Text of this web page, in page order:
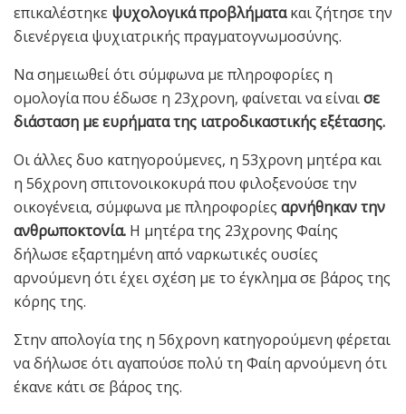
επικαλέστηκε ψυχολογικά προβλήματακαι ζήτησε την
διενέργεια ψυχιατρικής πραγματογνωμοσύνης.
Να σημειωθεί ότι σύμφωνα με πληροφορίες η
ομολογία που έδωσε η 23χρονη, φαίνεται να είναισε
διάσταση με ευρήματα της ιατροδικαστικής εξέτασης.
Οι άλλες δυο κατηγορούμενες, η 53χρονη μητέρα και
η 56χρονη σπιτονοικοκυρά που φιλοξενούσε την
οικογένεια, σύμφωνα με πληροφορίες αρνήθηκαν την
ανθρωποκτονία. Η μητέρα της 23χρονης Φαίης
δήλωσε εξαρτημένη από ναρκωτικές ουσίες
αρνούμενη ότι έχει σχέση με το έγκλημα σε βάρος της
κόρης της.
Στην απολογία της η 56χρονη κατηγορούμενη φέρεται
να δήλωσε ότι αγαπούσε πολύ τη Φαίη αρνούμενη ότι
έκανε κάτι σε βάρος της.